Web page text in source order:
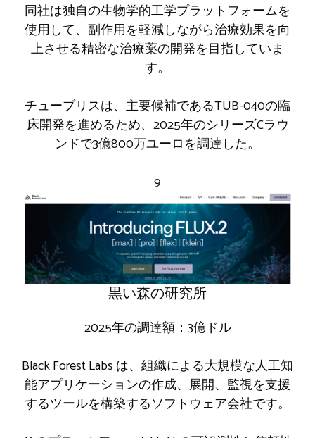
同社は独自の生物学的工学プラットフォームを
使用して、副作用を軽減しながら治療効果を向
上させる精密な治療薬の開発を目指していま
す。
チューブリスは、主要候補であるTUB-040の臨
床開発を進めるため、2025年のシリーズCラウ
ンドで3億800万ユーロを調達した。
9
黒い森の研究所
2025年の調達額：3億ドル
Black Forest Labs は、組織による大規模な人工知
能アプリケーションの作成、展開、監視を支援
するツールを構築するソフトウェア会社です。